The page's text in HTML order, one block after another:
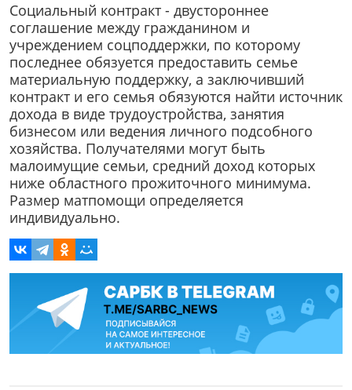
Социальный контракт - двустороннее
соглашение между гражданином и
учреждением соцподдержки, по которому
последнее обязуется предоставить семье
материальную поддержку, а заключивший
контракт и его семья обязуются найти источник
дохода в виде трудоустройства, занятия
бизнесом или ведения личного подсобного
хозяйства. Получателями могут быть
малоимущие семьи, средний доход которых
ниже областного прожиточного минимума.
Размер матпомощи определяется
индивидуально.